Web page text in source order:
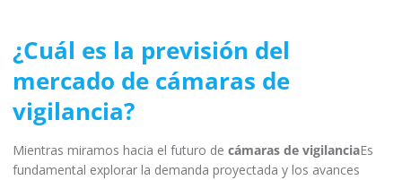
¿Cuál es la previsión del
mercado de cámaras de
vigilancia?
Mientras miramos hacia el futuro de cámaras de vigilanciaEs
fundamental explorar la demanda proyectada y los avances